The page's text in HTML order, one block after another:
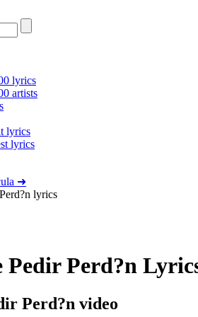
lyrics
artists
lyrics
lyrics
➜
lyrics
Pedir Perd?n
Perd?n video